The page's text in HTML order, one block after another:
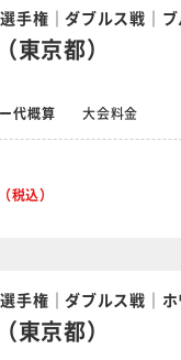
手権｜ダブルス戦｜
東京都）
代概算 大会料金
（税込）
手権｜ダブルス戦｜
東京都）